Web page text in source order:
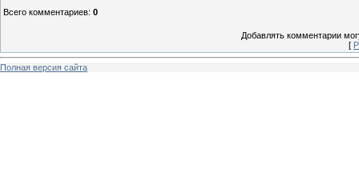
Всего комментариев: 0
Добавлять комментарии
[
Полная версия сайта